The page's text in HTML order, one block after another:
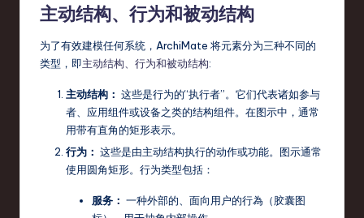
主动结构、行为和被动结构
为了有效建模任何系统，ArchiMate 将元素分为三种不同的
类型，即主动结构、行为和被动结构:
主动结构： 这些是行为的“执行者”。它们代表诸如参与
者、应用组件或设备之类的结构组件。在图示中，通常
用带有直角的矩形表示。
行为： 这些是由主动结构执行的动作或功能。图示通常
使用圆角矩形。行为类型包括：
服务： 一种外部的、面向用户的行為（胶囊图